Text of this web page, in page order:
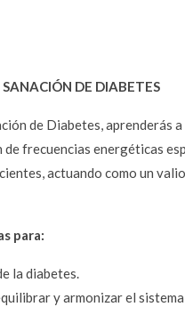
DE DIABETES
de Diabetes, aprenderás
frecuencias energéticas
actuando como un
para:
la diabetes.
y armonizar el